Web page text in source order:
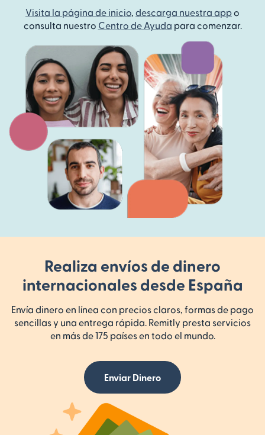
Visita la página de inicio descarga nuestra appo
consulta nuestro Centro de Ayuda para comenzar.
Realiza envíos de dinero
internacionales desde España
Envía dinero en línea con precios claros, formas de pago
sencillas y una entrega rápida. Remitly presta servicios
en más de 175 países en todo el mundo.
Enviar Dinero